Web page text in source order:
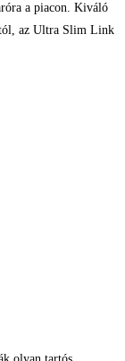
a piacon. Kiváló
az Ultra Slim Link